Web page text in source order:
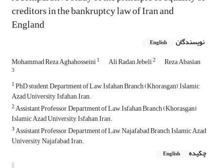
creditors in the bankruptcy law of Iran and
England
نویسندگان English
Mohammad Reza Aghahosseini1 Ali Radan Jebeli2 Reza Abasian
3
1PhD student, Department of Law, Isfahan Branch (Khorasgan), Islamic
Azad University, Isfahan, Iran.
2Assistant Professor, Department of Law, Isfahan Branch (Khorasgan),
Islamic Azad University, Isfahan, Iran.
3Assistant Professor, Department of Law, Najafabad Branch, Islamic Azad
University, Najafabad, Iran.
چکیده
English